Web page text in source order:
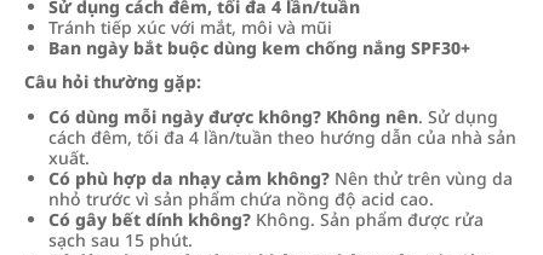
Sử dụng cách đêm, tối đa 4 lần/tuần
Tránh tiếp xúc với mắt, môi và mũi
Ban ngày bắt buộc dùng kem chống nắng SPF30+
Câu hỏi thường gặp:
Có dùng mỗi ngày được không? Không nên. Sử dụng
cách đêm, tối đa 4 lần/tuần theo hướng dẫn của nhà sản
xuất.
Có phù hợp da nhạy cảm không? Nên thử trên vùng da
nhỏ trước vì sản phẩm chứa nồng độ acid cao.
Có gây bết dính không? Không. Sản phẩm được rửa
sạch sau 15 phút.